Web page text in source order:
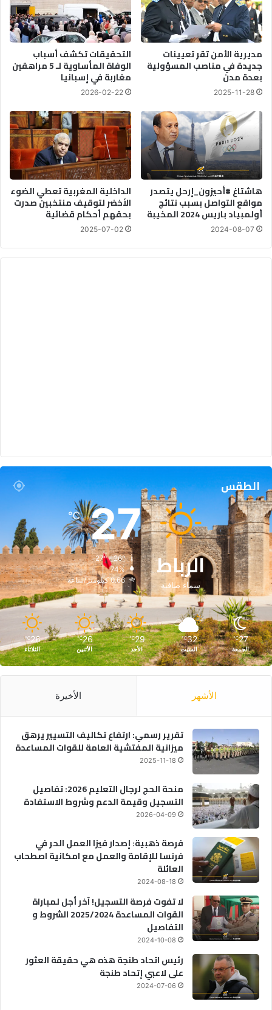
مديرية الأمن تقر تعيينات
جديدة في مناصب المسؤولية
بعدة مدن
2025-11-28
التحقيقات تكشف أسباب
الوفاة المأساوية لـ 5 مراهقين
مغاربة في إسبانيا
2026-02-22
هاشتاغ #أحيزون_إرحل يتصدر
مواقع التواصل بسبب نتائج
أولمبياد باريس 2024 المخيبة
2024-08-07
الداخلية المغربية تعطي الضوء
الأخضر لتوقيف منتخبين صدرت
بحقهم أحكام قضائية
2025-07-02
الطقس
الرباط
سماء صافية
27
℃
27º - 26º
74%
0.66 كيلومتر/ساعة
27
℃
الجمعة
32
℃
السبت
29
℃
الأحد
26
℃
الأثنين
26
℃
الثلاثاء
الأشهر الأخيرة
تقرير رسمي: ارتفاع تكاليف التسيير يرهق
ميزانية المفتشية العامة للقوات المساعدة
2025-11-18
منحة الحج لرجال التعليم 2026: تفاصيل
التسجيل وقيمة الدعم وشروط الاستفادة
2026-04-09
فرصة ذهبية: إصدار فيزا العمل الحر في
فرنسا للإقامة والعمل مع امكانية اصطحاب
العائلة
2024-08-18
لا تفوت فرصة التسجيل! آخر أجل لمباراة
القوات المساعدة 2025/2024 الشروط و
التفاصيل
2024-10-08
رئيس اتحاد طنجة هذه هي حقيقة العثور
على لاعبي إتحاد طنجة
2024-07-06